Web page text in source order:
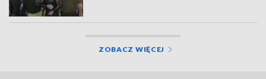
ZOBACZ WIĘCEJ